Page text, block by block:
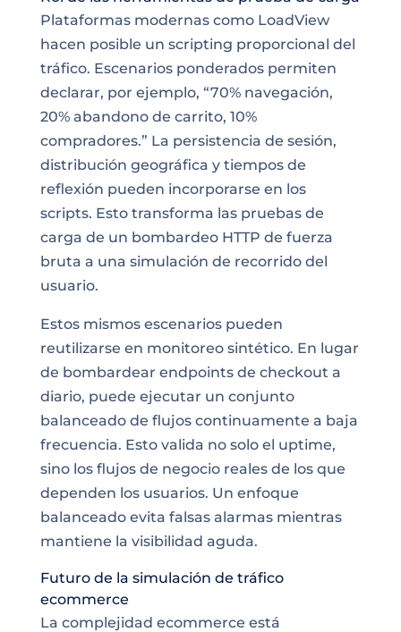
Plataformas modernas como LoadView
hacen posible un scripting proporcional del
tráfico. Escenarios ponderados permiten
declarar, por ejemplo, “70% navegación,
20% abandono de carrito, 10%
compradores.” La persistencia de sesión,
distribución geográfica y tiempos de
reflexión pueden incorporarse en los
scripts. Esto transforma las pruebas de
carga de un bombardeo HTTP de fuerza
bruta a una simulación de recorrido del
usuario.
Estos mismos escenarios pueden
reutilizarse en monitoreo sintético. En lugar
de bombardear endpoints de checkout a
diario, puede ejecutar un conjunto
balanceado de flujos continuamente a baja
frecuencia. Esto valida no solo el uptime,
sino los flujos de negocio reales de los que
dependen los usuarios. Un enfoque
balanceado evita falsas alarmas mientras
mantiene la visibilidad aguda.
Futuro de la simulación de tráfico
ecommerce
La complejidad ecommerce está